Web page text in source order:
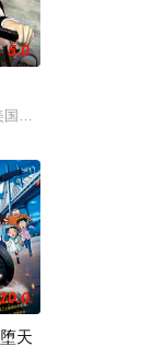
何仙姑、铁拐李、韩湘
性恐龙阿布，他阴差
5.0
。一次街头对垒，龙
10.0
天